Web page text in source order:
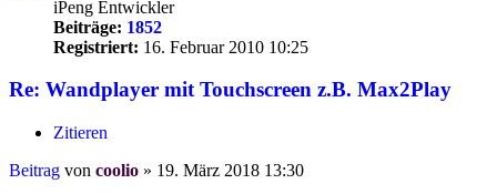
iPeng Entwickler
Beiträge: 1852
Registriert: 16. Februar 2010 10:25
Re: Wandplayer mit Touchscreen z.B. Max2Play
Zitieren
Beitrag von coolio » 19. März 2018 13:30